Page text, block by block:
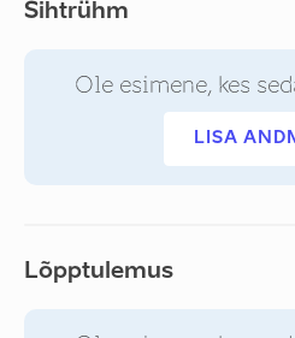
Sihtrühm
Ole esimene, kes
LISA
Lõpptulemus